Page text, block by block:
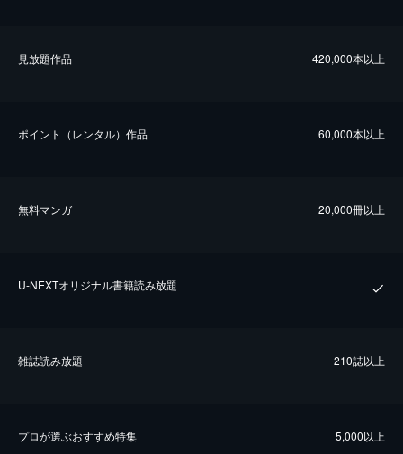
⾒放題作品 420,000本以上
ポイント（レンタル）作品 60,000本以上
無料マンガ 20,000冊以上
U-NEXTオリジナル書籍読み放題
雑誌読み放題 210誌以上
プロが選ぶおすすめ特集 5,000以上